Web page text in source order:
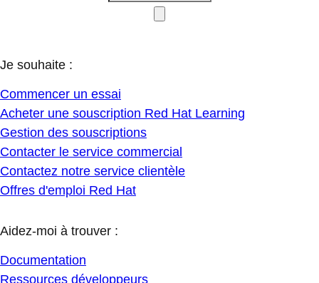
Je souhaite :
Commencer un essai
Acheter une souscription Red Hat Learning
Gestion des souscriptions
Contacter le service commercial
Contactez notre service clientèle
Offres d'emploi Red Hat
Aidez-moi à trouver :
Documentation
Ressources développeurs